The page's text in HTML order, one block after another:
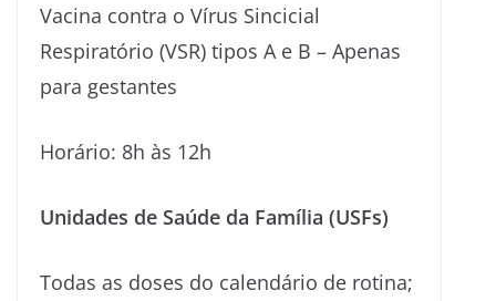
Vacina contra o Vírus Sincicial
Respiratório (VSR) tipos A e B – Apenas
para gestantes
Horário: 8h às 12h
Unidades de Saúde da Família (USFs)
Todas as doses do calendário de rotina;